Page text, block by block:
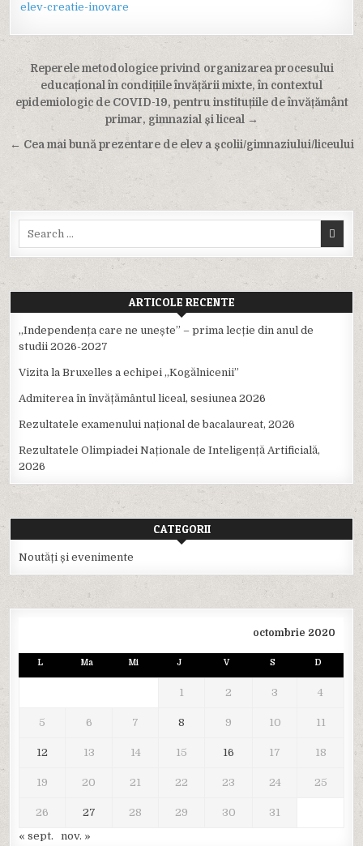
elev-creatie-inovare
Navigare
în
articole
Reperele metodologice privind organizarea procesului
educațional în condițiile învățării mixte, în contextul
epidemiologic de COVID-19, pentru instituțiile de învățământ
primar, gimnazial și liceal →
← Cea mai bună prezentare de elev a școlii/gimnaziului/liceului
ARTICOLE RECENTE
,,Independența care ne unește” – prima lecție din anul de
studii 2026-2027
Vizita la Bruxelles a echipei ,,Kogălnicenii”
Admiterea în învățământul liceal, sesiunea 2026
Rezultatele examenului național de bacalaureat, 2026
Rezultatele Olimpiadei Naționale de Inteligență Artificială,
2026
CATEGORII
Noutăți și evenimente
octombrie 2020
L Ma Mi J V S D
1 2 3 4
5 6 7 8 9 10 11
12 13 14 15 16 17 18
19 20 21 22 23 24 25
26 27 28 29 30
31
« sept.
nov. »